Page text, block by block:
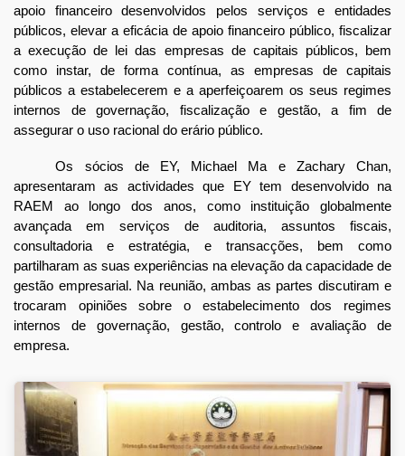
apoio financeiro desenvolvidos pelos serviços e entidades
públicos, elevar a eficácia de apoio financeiro público, fiscalizar
a execução de lei das empresas de capitais públicos, bem
como instar, de forma contínua, as empresas de capitais
públicos a estabelecerem e a aperfeiçoarem os seus regimes
internos de governação, fiscalização e gestão, a fim de
assegurar o uso racional do erário público.
Os sócios de EY, Michael Ma e Zachary Chan,
apresentaram as actividades que EY tem desenvolvido na
RAEM ao longo dos anos, como instituição globalmente
avançada em serviços de auditoria, assuntos fiscais,
consultadoria e estratégia, e transacções, bem como
partilharam as suas experiências na elevação da capacidade de
gestão empresarial. Na reunião, ambas as partes discutiram e
trocaram opiniões sobre o estabelecimento dos regimes
internos de governação, gestão, controlo e avaliação de
empresa.